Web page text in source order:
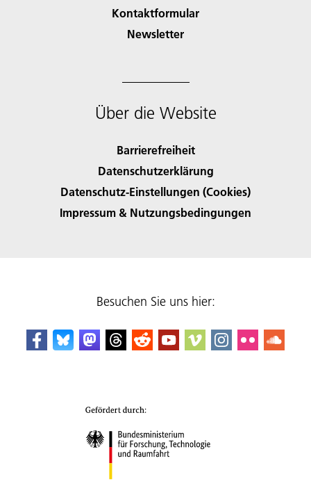
Kontaktformular
Newsletter
Über die Website
Barrierefreiheit
Datenschutzerklärung
Datenschutz-Einstellungen (Cookies)
Impressum & Nutzungsbedingungen
Besuchen Sie uns hier: